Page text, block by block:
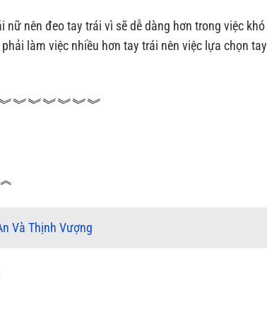
nên đeo tay trái vì sẽ dễ dàng hơn trong việc khó
làm việc nhiều hơn tay trái nên việc lựa chọn tay
Và Thịnh Vượng